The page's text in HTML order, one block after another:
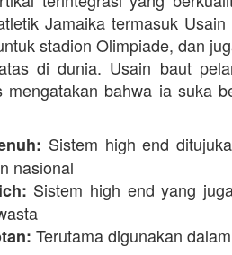
Jamaika termasuk
stadion Olimpiade, dan
di dunia. Usain baut
mengatakan bahwa ia suka
Sistem high end
nasional
Sistem high end yang
Terutama digunakan